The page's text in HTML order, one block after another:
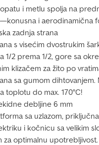
i metlu spolja na
i aerodinamična
zadnja strana
s visećim dvostrukim
1/2 prema 1/2, gore sa
klizačem za žito po
sa gumom dihtovanjem.
toplotu do max. 170°C!
debljine 6 mm
sa uzlazom,
i kočnicu sa velikim
za optimalnu upotrebljivost.